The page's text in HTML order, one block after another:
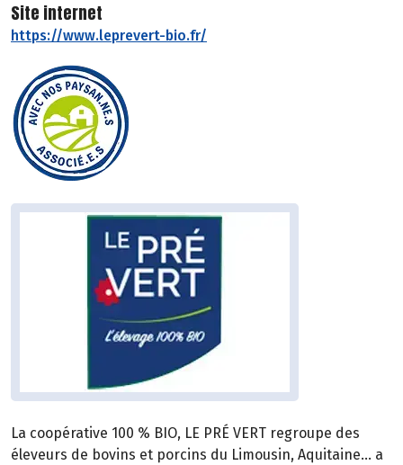
Site internet
https://www.leprevert-bio.fr/
La coopérative 100 % BIO, LE PRÉ VERT regroupe des
éleveurs de bovins et porcins du Limousin, Aquitaine… a